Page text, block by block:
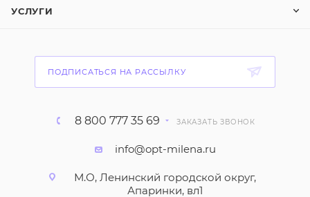
УСЛУГИ
ПОДПИСАТЬСЯ НА РАССЫЛКУ
8 800 777 35 69 ЗАКАЗАТЬ ЗВОНОК
info@opt-milena.ru
М.О, Ленинский городской округ,
Апаринки, вл1